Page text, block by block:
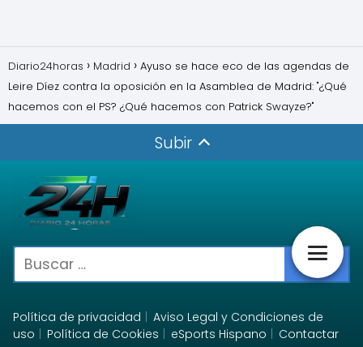
Diario24horas Madrid
Ayuso se hace eco de las agendas de
Leire Díez contra la oposición en la Asamblea de Madrid: "¿Qué
hacemos con el PS? ¿Qué hacemos con Patrick Swayze?"
Subir
Política de privacidad
Aviso Legal y Condiciones de
uso
Política de Cookies eSports Hispano Contactar